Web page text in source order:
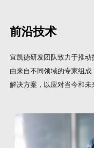
前沿技术
宜凯德研发团队致力于推
由来自不同领域的专家组
解决方案，以应对当今和未